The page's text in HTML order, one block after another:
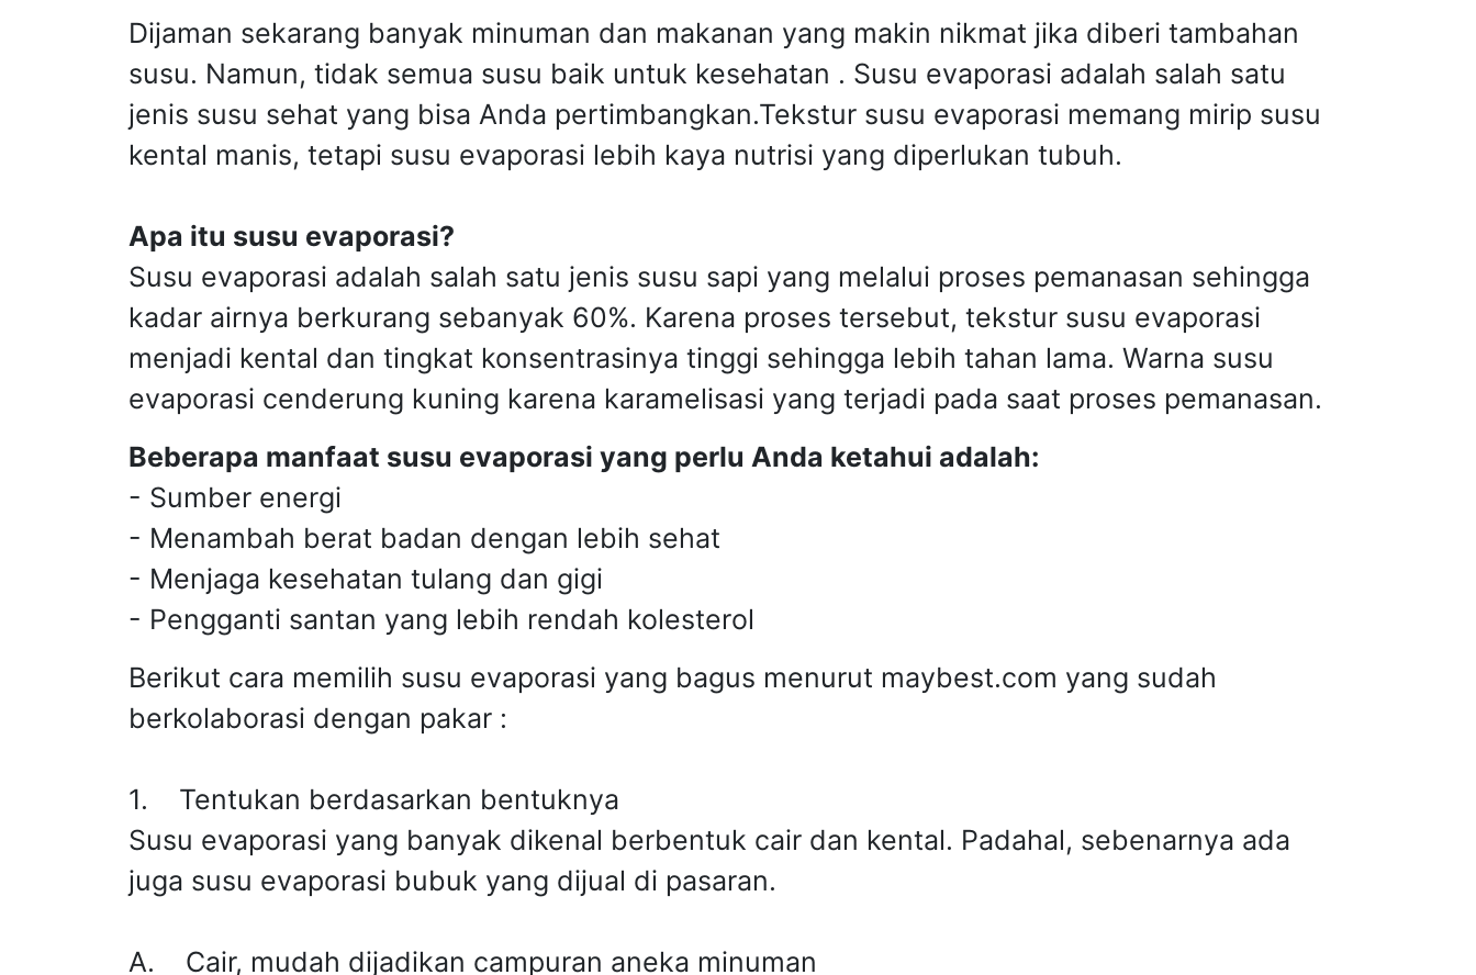
Dijaman sekarang banyak minuman dan makanan yang makin nikmat jika diberi tambahan
susu. Namun, tidak semua susu baik untuk kesehatan . Susu evaporasi adalah salah satu
jenis susu sehat yang bisa Anda pertimbangkan.Tekstur susu evaporasi memang mirip susu
kental manis, tetapi susu evaporasi lebih kaya nutrisi yang diperlukan tubuh.
Apa itu susu evaporasi?
Susu evaporasi adalah salah satu jenis susu sapi yang melalui proses pemanasan sehingga
kadar airnya berkurang sebanyak 60%. Karena proses tersebut, tekstur susu evaporasi
menjadi kental dan tingkat konsentrasinya tinggi sehingga lebih tahan lama. Warna susu
evaporasi cenderung kuning karena karamelisasi yang terjadi pada saat proses pemanasan.
Beberapa manfaat susu evaporasi yang perlu Anda ketahui adalah:
- Sumber energi
- Menambah berat badan dengan lebih sehat
- Menjaga kesehatan tulang dan gigi
- Pengganti santan yang lebih rendah kolesterol
Berikut cara memilih susu evaporasi yang bagus menurut maybest.com yang sudah
berkolaborasi dengan pakar :
1. Tentukan berdasarkan bentuknya
Susu evaporasi yang banyak dikenal berbentuk cair dan kental. Padahal, sebenarnya ada
juga susu evaporasi bubuk yang dijual di pasaran.
A. Cair, mudah dijadikan campuran aneka minuman